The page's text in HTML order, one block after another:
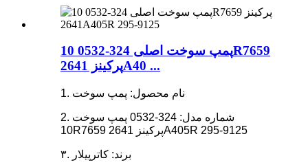
پمپ سوخت اصلی 324-0532 10R7659
پرکینز 2641A40 ...
1. نام محصول: پمپ سوخت
2. شماره مدل: 324-0532 پمپ سوخت
10R7659 پرکینز 2641A405R 295-9125
۳. برند: کاترپیلار